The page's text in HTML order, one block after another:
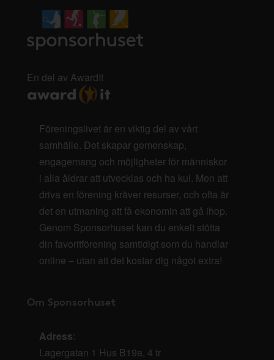
En del av AwardIt
Föreningslivet är en viktig del av vårt
samhälle. Det skapar gemenskap,
engagemang och möjligheter för människor
i alla åldrar att utvecklas och ha kul. Men att
driva en förening kräver resurser, och ofta är
det en utmaning att få ekonomin att gå ihop.
Genom Sponsorhuset kan du enkelt stötta
din favoritförening samtidigt som du handlar
online – utan att det kostar dig något extra!
Om Sponsorhuset
Adress:
Lagergatan 1 Hus B19a, 4 tr